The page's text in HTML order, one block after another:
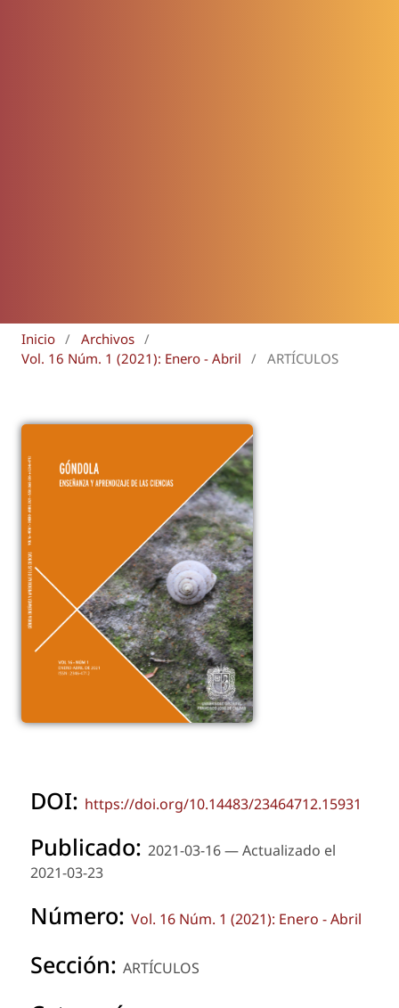
Inicio / Archivos /
Vol. 16 Núm. 1 (2021): Enero - Abril
/ ARTÍCULOS
DOI: https://doi.org/10.14483/23464712.15931
Publicado: 2021-03-16 — Actualizado el
2021-03-23
Número: Vol. 16 Núm. 1 (2021): Enero - Abril
Sección: ARTÍCULOS